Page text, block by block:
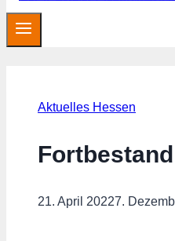
Aktuelles Hessen
21. April 20227.